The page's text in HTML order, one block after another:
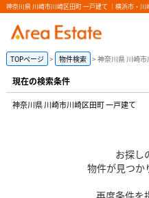
神奈川県 川崎市川崎区田町 一戸建て ｜横浜市・
TOPページ 物件検索 神奈川県 川崎
現在の検索条件
神奈川県 川崎市川崎区田町 一戸建て
お探し
物件が見つか